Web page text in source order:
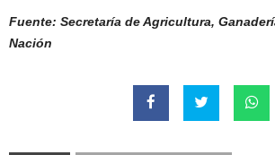
Fuente: Secretaría de Agricultura,
Nación